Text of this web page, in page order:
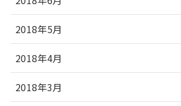
2018年5月
2018年4月
2018年3月